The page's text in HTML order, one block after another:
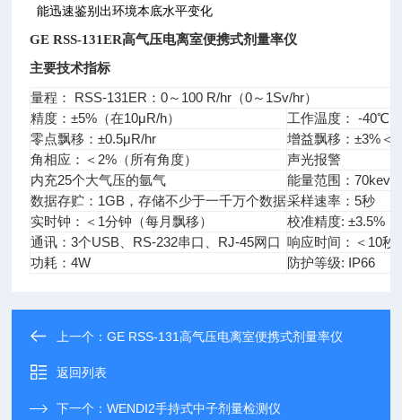
能迅速鉴别出环境本底水平变化
GE RSS-131ER高气压电离室便携式剂量率仪
主要技术指标
量程： RSS-131ER：0～100 R/hr（0～1Sv/hr）
精度：±5%（在10μR/h）
工作温度： -40℃
零点飘移：±0.5μR/hr
增益飘移：±3%＜
角相应：＜2%（所有角度）
声光报警
内充25个大气压的氩气
能量范围：70kev
数据存贮：1GB，存储不少于一千万个数据采样速率：5秒
实时钟：＜1分钟（每月飘移）
校准精度: ±3.5%
通讯：3个USB、RS-232串口、RJ-45网口 响应时间：＜10秒
功耗：4W
防护等级: IP66
上一个：GE RSS-131高气压电离室便携式剂量率仪
返回列表
下一个：WENDI2手持式中子剂量检测仪